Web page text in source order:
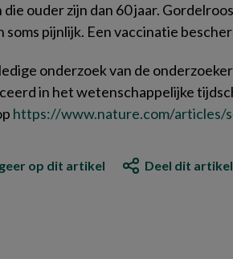
die ouder zijn dan 60 jaar.
soms pijnlijk. Een vaccinatie
onderzoek van de
in het wetenschappelijke
https://www.nature.com/articles/
op dit artikel Deel dit artikel